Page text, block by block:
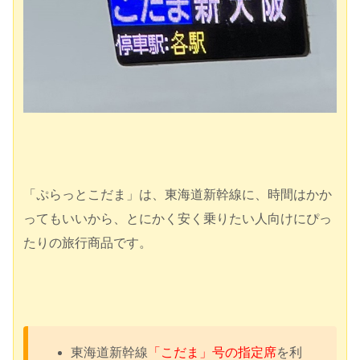
「ぷらっとこだま」は、東海道新幹線に、時間はかか
ってもいいから、とにかく安く乗りたい人向けにぴっ
たりの旅行商品です。
東海道新幹線 「こだま」号の指定席を利